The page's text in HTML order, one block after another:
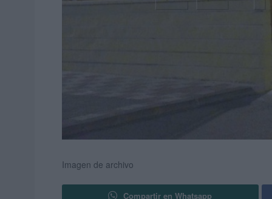
Imagen de archivo
Compartir en Whatsapp